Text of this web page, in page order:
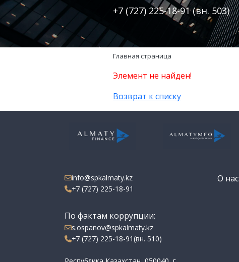
+7 (727) 225-18-91​ (вн. 503)
Главная страница
Элемент не найден!
Возврат к списку
info@spkalmaty.kz
+7 (727) 225-18-91
О нас
По фактам коррупции:
s.ospanov@spkalmaty.kz
+7 (727) 225-18-91(вн. 510)